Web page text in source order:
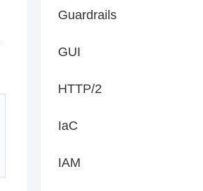
Guardrails
GUI
HTTP/2
IaC
IAM